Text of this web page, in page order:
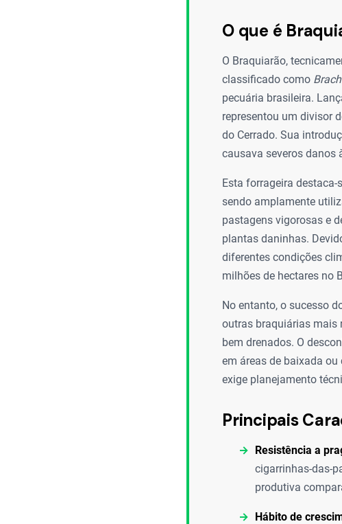
O que é
O Braquiarão,
classificado como
pecuária brasileira.
representou um divisor
do Cerrado. Sua
causava severos danos
Esta forrageira
sendo amplamente
pastagens vigorosas e
plantas daninhas.
diferentes condições
milhões de hectares no
No entanto, o sucesso
outras braquiárias mais
bem drenados. O
em áreas de baixada
exige planejamento
Principais
Resistência a
cigarrinhas-das-
produtiva
Hábito de